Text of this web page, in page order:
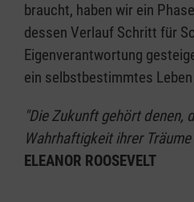
braucht, haben wir ein
dessen Verlauf Schritt für
Eigenverantwortung
ein selbstbestimmtes
"Die Zukunft gehört denen,
Wahrhaftigkeit ihrer Träume
ELEANOR ROOSEVELT